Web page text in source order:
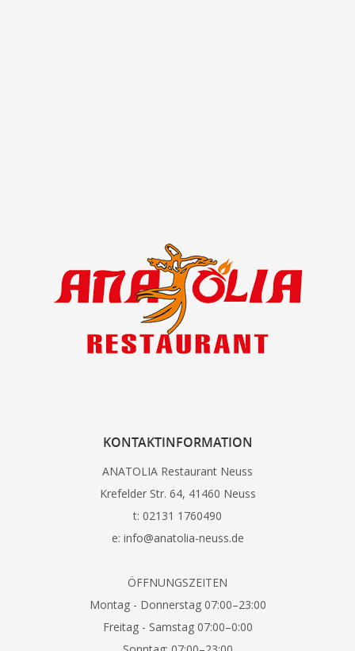
KONTAKTINFORMATION
ANATOLIA Restaurant Neuss
Krefelder Str. 64, 41460 Neuss
t: 02131 1760490
e: info@anatolia-neuss.de
ÖFFNUNGSZEITEN
Montag - Donnerstag 07:00–23:00
Freitag - Samstag 07:00–0:00